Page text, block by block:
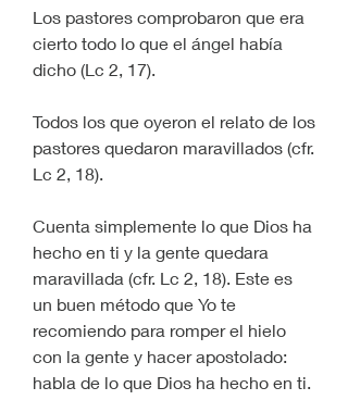
Los pastores comprobaron que era
cierto todo lo que el ángel había
dicho (Lc 2, 17).
Todos los que oyeron el relato de los
pastores quedaron maravillados (cfr.
Lc 2, 18).
Cuenta simplemente lo que Dios ha
hecho en ti y la gente quedara
maravillada (cfr. Lc 2, 18). Este es
un buen método que Yo te
recomiendo para romper el hielo
con la gente y hacer apostolado:
habla de lo que Dios ha hecho en ti.